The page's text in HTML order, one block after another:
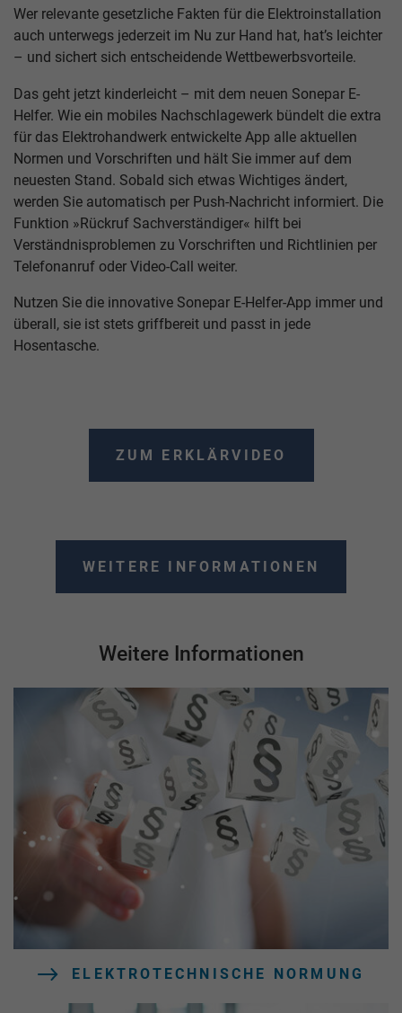
Wer relevante gesetzliche Fakten für die Elektroinstallation
auch unterwegs jederzeit im Nu zur Hand hat, hat’s leichter
– und sichert sich entscheidende Wettbewerbsvorteile.
Das geht jetzt kinderleicht – mit dem neuen Sonepar E-
Helfer. Wie ein mobiles Nachschlagewerk bündelt die extra
für das Elektrohandwerk entwickelte App alle aktuellen
Normen und Vorschriften und hält Sie immer auf dem
neuesten Stand. Sobald sich etwas Wichtiges ändert,
werden Sie automatisch per Push-Nachricht informiert. Die
Funktion »Rückruf Sachverständiger« hilft bei
Verständnisproblemen zu Vorschriften und Richtlinien per
Telefonanruf oder Video-Call weiter.
Nutzen Sie die innovative Sonepar E-Helfer-App immer und
überall, sie ist stets griffbereit und passt in jede
Hosentasche.
ZUM ERKLÄRVIDEO
WEITERE INFORMATIONEN
Weitere Informationen
ELEKTROTECHNISCHE NORMUNG